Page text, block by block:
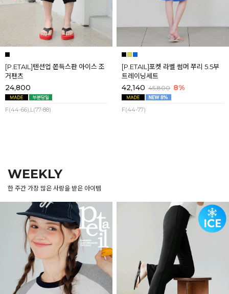
[P.ETAIL]텐션업 쫀득스판 아이스 조
거팬츠
24,800
F(44-66),L(77-88)
[P.ETAIL]포켓 라벨 썸머 쭈리 5.5부
트레이닝세트
42,140 45,800 8%
F(44-77)
WEEKLY
한 주간 가장 많은 사랑을 받은 아이템